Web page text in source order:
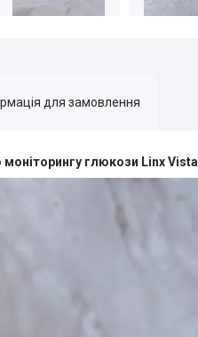
для замовлення
глюкози Linx Vista